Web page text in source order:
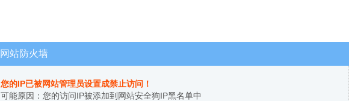
网站防火墙
您的IP已被网站管理员设置成禁止访问！
可能原因：您的访问IP被添加到网站安全狗IP黑名单中